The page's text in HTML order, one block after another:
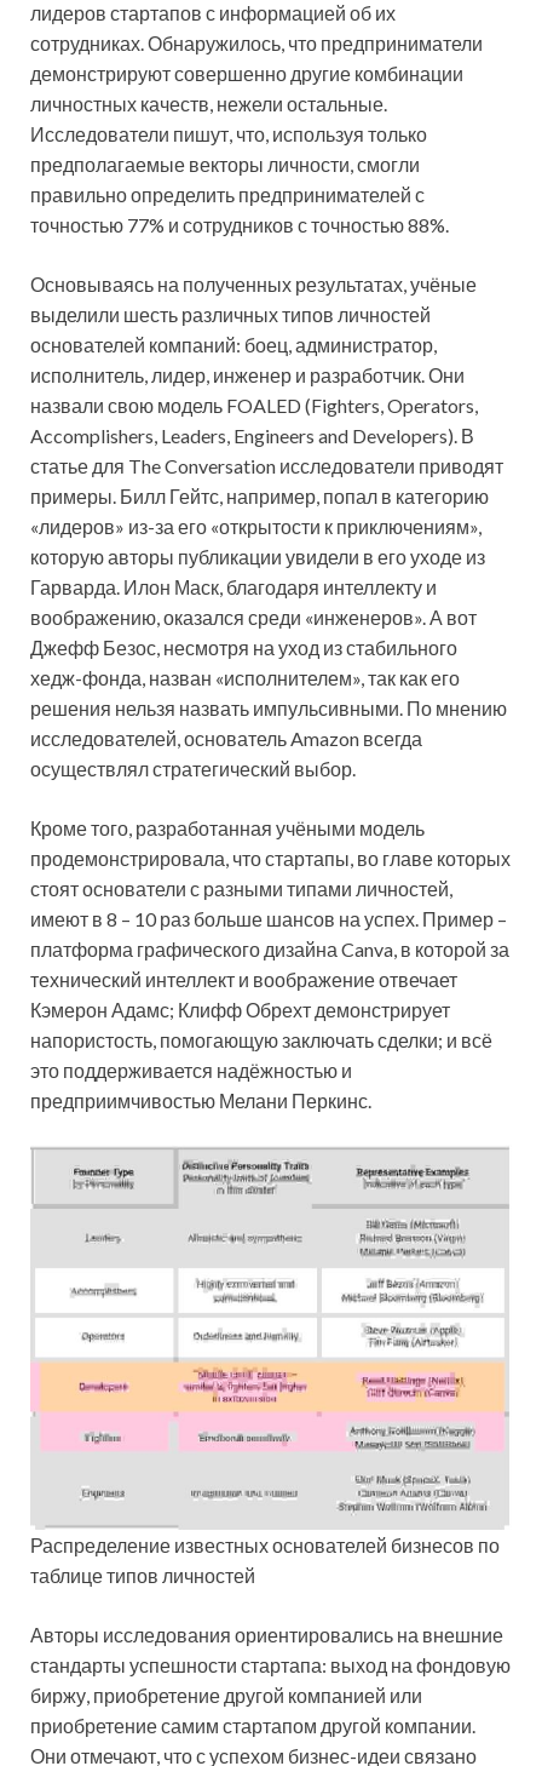
лидеров стартапов с информацией об их
сотрудниках. Обнаружилось, что предприниматели
демонстрируют совершенно другие комбинации
личностных качеств, нежели остальные.
Исследователи пишут, что, используя только
предполагаемые векторы личности, смогли
правильно определить предпринимателей с
точностью 77% и сотрудников с точностью 88%.
Основываясь на полученных результатах, учёные
выделили шесть различных типов личностей
основателей компаний: боец, администратор,
исполнитель, лидер, инженер и разработчик. Они
назвали свою модель FOALED (Fighters, Operators,
Accomplishers, Leaders, Engineers and Developers). В
статье для The Conversation исследователи приводят
примеры. Билл Гейтс, например, попал в категорию
«лидеров» из-за его «открытости к приключениям»,
которую авторы публикации увидели в его уходе из
Гарварда. Илон Маск, благодаря интеллекту и
воображению, оказался среди «инженеров». А вот
Джефф Безос, несмотря на уход из стабильного
хедж-фонда, назван «исполнителем», так как его
решения нельзя назвать импульсивными. По мнению
исследователей, основатель Amazon всегда
осуществлял стратегический выбор.
Кроме того, разработанная учёными модель
продемонстрировала, что стартапы, во главе которых
стоят основатели с разными типами личностей,
имеют в 8 – 10 раз больше шансов на успех. Пример –
платформа графического дизайна Canva, в которой за
технический интеллект и воображение отвечает
Кэмерон Адамс; Клифф Обрехт демонстрирует
напористость, помогающую заключать сделки; и всё
это поддерживается надёжностью и
предприимчивостью Мелани Перкинс.
Распределение известных основателей бизнесов по
таблице типов личностей
Авторы исследования ориентировались на внешние
стандарты успешности стартапа: выход на фондовую
биржу, приобретение другой компанией или
приобретение самим стартапом другой компании.
Они отмечают, что с успехом бизнес-идеи связано